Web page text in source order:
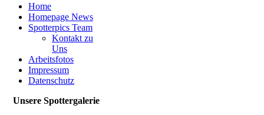
>Bilder von Franz<
Neue Bilder Online!
>Bilder von Elfriede<
> Letzte Änderung
06.03.17 <
UNSERE
Home
Homepage News
Spotterpics Team
Kontakt zu
Uns
Arbeitsfotos
Impressum
Datenschutz
Unsere Spottergalerie